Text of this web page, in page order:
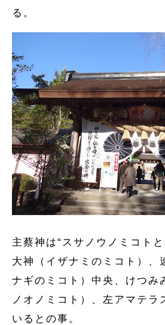
る。
主蔡神は“スサノウノミコト
大神（イザナミのミコト）、
ナギのミコト）中央、けつみ
ノオノミコト）、左アマテラ
いるとの事。